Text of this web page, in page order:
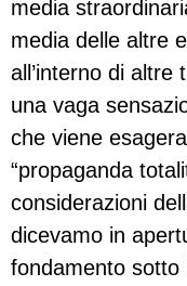
media
media delle altre
all’interno di altre
una vaga
che viene
“propaganda
considerazioni
dicevamo in
fondamento sotto